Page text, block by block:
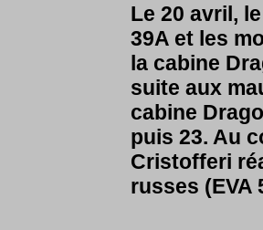
Le 20 avril,
39A et les
la cabine
suite aux
cabine
puis 23. Au
Cristofferi
russes (EVA